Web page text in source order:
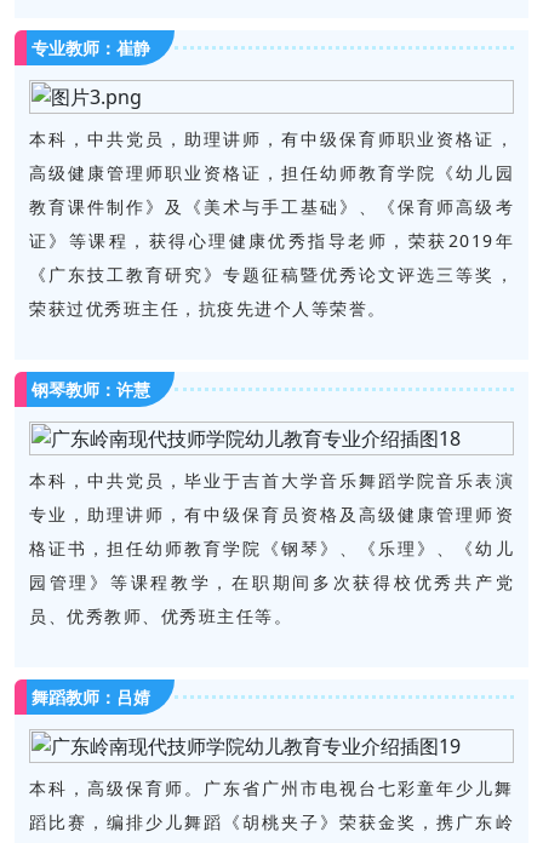
专业教师：崔静
本科，中共党员，助理讲师，有中级保育师职业资格证，
高级健康管理师职业资格证，担任幼师教育学院《幼儿园
教育课件制作》及《美术与手工基础》、《保育师高级考
证》等课程，获得心理健康优秀指导老师，荣获2019年
《广东技工教育研究》专题征稿暨优秀论文评选三等奖，
荣获过优秀班主任，抗疫先进个人等荣誉。
钢琴教师：许慧
本科，中共党员，毕业于吉首大学音乐舞蹈学院音乐表演
专业，助理讲师，有中级保育员资格及高级健康管理师资
格证书，担任幼师教育学院《钢琴》、《乐理》、《幼儿
园管理》等课程教学，在职期间多次获得校优秀共产党
员、优秀教师、优秀班主任等。
舞蹈教师：吕婧
本科，高级保育师。 广东省广州市电视台七彩童年少儿舞
蹈比赛，编排少儿舞蹈《胡桃夹子》荣获金奖，携广东岭